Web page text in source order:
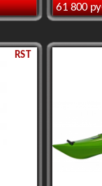
61 800
RST